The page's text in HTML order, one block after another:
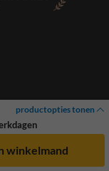
productopties tonen